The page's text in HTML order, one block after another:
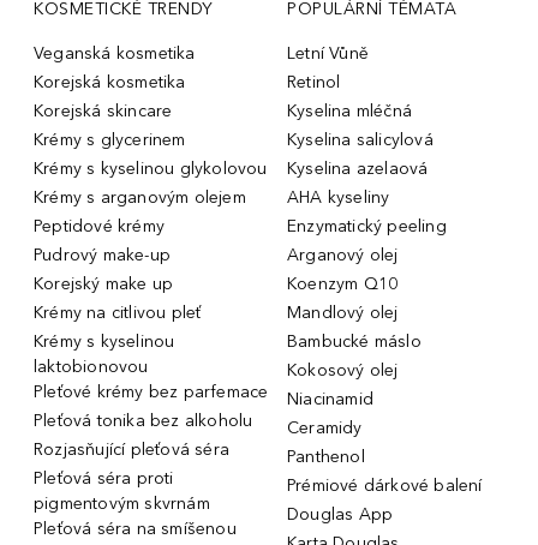
KOSMETICKÉ TRENDY
Veganská kosmetika
Korejská kosmetika
Korejská skincare
Krémy s glycerinem
Krémy s kyselinou glykolovou
Krémy s arganovým olejem
Peptidové krémy
Pudrový make-up
Korejský make up
Krémy na citlivou pleť
Krémy s kyselinou
laktobionovou
Pleťové krémy bez parfemace
Pleťová tonika bez alkoholu
Rozjasňující pleťová séra
Pleťová séra proti
pigmentovým skvrnám
Pleťová séra na smíšenou
POPULÁRNÍ TÉMATA
Letní Vůně
Retinol
Kyselina mléčná
Kyselina salicylová
Kyselina azelaová
AHA kyseliny
Enzymatický peeling
Arganový olej
Koenzym Q10
Mandlový olej
Bambucké máslo
Kokosový olej
Niacinamid
Ceramidy
Panthenol
Prémiové dárkové balení
Douglas App